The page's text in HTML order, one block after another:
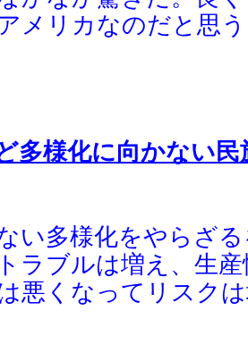
メリカなのだと思
多様化に向かない
い多様化をやらざ
ラブルは増え、生
悪くなってリスク